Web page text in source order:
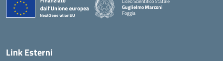
Guglielmo Marconi
Foggia
— Visita la pagina iniziale della scuola
Link Esterni